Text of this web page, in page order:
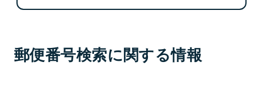
郵便番号検索に関する情報